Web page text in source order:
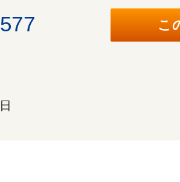
こ